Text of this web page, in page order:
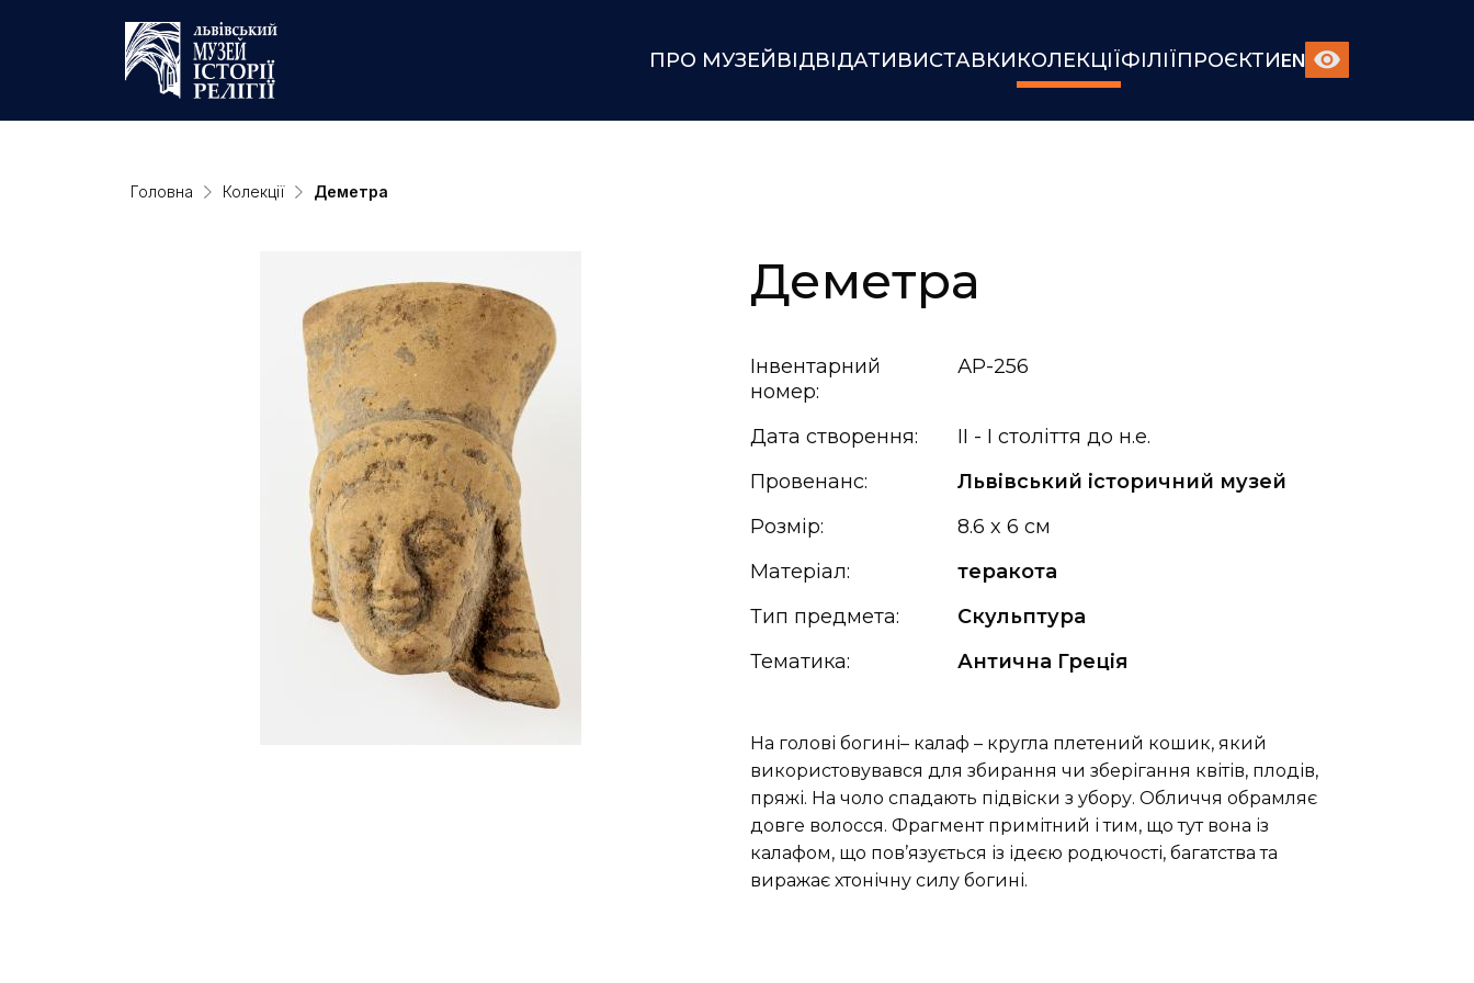
ПРО МУЗЕЙВІДВІДАТИВИСТАВКИКОЛЕКЦІЇФІЛІЇПРОЄКТИEN
Головна Колекції Деметра
Деметра
Інвентарний
номер:
АР-256
Дата створення:
ІІ - І cтоліття до н.е.
Провенанс:
Львівський історичний музей
Розмір:
8.6 x 6 см
Матеріал:
теракота
Тип предмета:
Скульптура
Тематика:
Антична Греція
На голові богині– калаф – кругла плетений кошик, який
використовувався для збирання чи зберігання квітів, плодів,
пряжі. На чоло спадають підвіски з убору. Обличчя обрамляє
довге волосся. Фрагмент примітний і тим, що тут вона із
калафом, що пов’язується із ідеєю родючості, багатства та
виражає хтонічну силу богині.